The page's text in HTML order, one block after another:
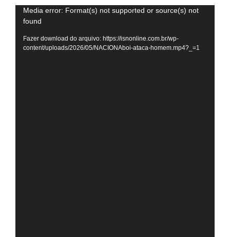
Tocador
de
vídeo
Media error: Format(s) not supported or source(s) not
found
Fazer download do arquivo: https://isnonline.com.br/wp-
content/uploads/2026/05/NACIONAboi-ataca-homem.mp4?_=1